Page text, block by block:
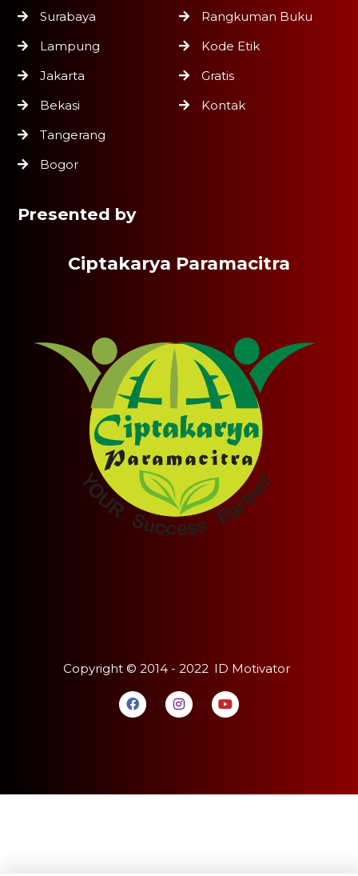
Surabaya
Lampung
Jakarta
Bekasi
Tangerang
Bogor
Rangkuman Buku
Kode Etik
Gratis
Kontak
Presented by
Ciptakarya Paramacitra
Copyright © 2014 - 2022 ID Motivator